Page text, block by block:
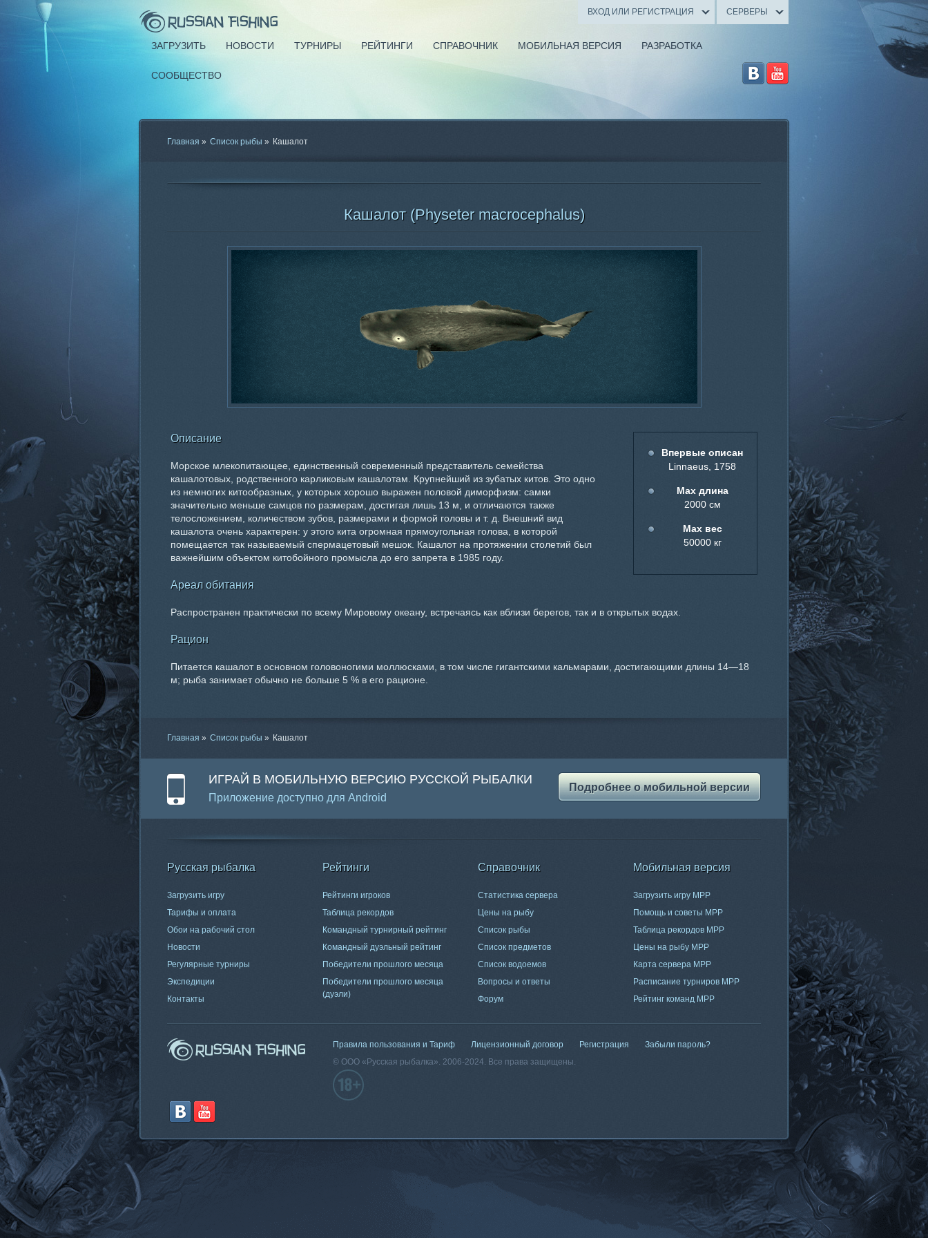
СЕРВЕРЫ
ВХОД ИЛИ РЕГИСТРАЦИЯ
ЗАГРУЗИТЬ НОВОСТИ ТУРНИРЫ РЕЙТИНГИ СПРАВОЧНИК МОБИЛЬНАЯ ВЕРСИЯ РАЗРАБОТКА
СООБЩЕСТВО
Главная » Список рыбы » Кашалот
Кашалот (Physeter macrocephalus)
Впервые описан
Linnaeus, 1758
Мах длина
2000 см
Мах вес
50000 кг
Описание
Морское млекопитающее, единственный современный представитель семейства
кашалотовых, родственного карликовым кашалотам. Крупнейший из зубатых китов. Это одно
из немногих китообразных, у которых хорошо выражен половой диморфизм: самки
значительно меньше самцов по размерам, достигая лишь 13 м, и отличаются также
телосложением, количеством зубов, размерами и формой головы и т. д. Внешний вид
кашалота очень характерен: у этого кита огромная прямоугольная голова, в которой
помещается так называемый спермацетовый мешок. Кашалот на протяжении столетий был
важнейшим объектом китобойного промысла до его запрета в 1985 году.
Ареал обитания
Распространен практически по всему Мировому океану, встречаясь как вблизи берегов, так и в открытых водах.
Рацион
Питается кашалот в основном головоногими моллюсками, в том числе гигантскими кальмарами, достигающими длины 14—18
м; рыба занимает обычно не больше 5 % в его рационе.
Главная » Список рыбы » Кашалот
ИГРАЙ В МОБИЛЬНУЮ ВЕРСИЮ РУССКОЙ РЫБАЛКИ
Приложение доступно для Android
Подробнее о мобильной версии
Русская рыбалка
Загрузить игру
Тарифы и оплата
Обои на рабочий стол
Новости
Регулярные турниры
Экспедиции
Контакты
Рейтинги
Рейтинги игроков
Таблица рекордов
Командный турнирный рейтинг
Командный дуэльный рейтинг
Победители прошлого месяца
Победители прошлого месяца
(дуэли)
Справочник
Статистика сервера
Цены на рыбу
Список рыбы
Список предметов
Список водоемов
Вопросы и ответы
Форум
Мобильная версия
Загрузить игру МРР
Помощь и советы МРР
Таблица рекордов МРР
Цены на рыбу МРР
Карта сервера МРР
Расписание турниров МРР
Рейтинг команд МРР
Правила пользования и Тариф Лицензионный договор Регистрация
Забыли пароль?
© ООО «Русская рыбалка». 2006-2024. Все права защищены.